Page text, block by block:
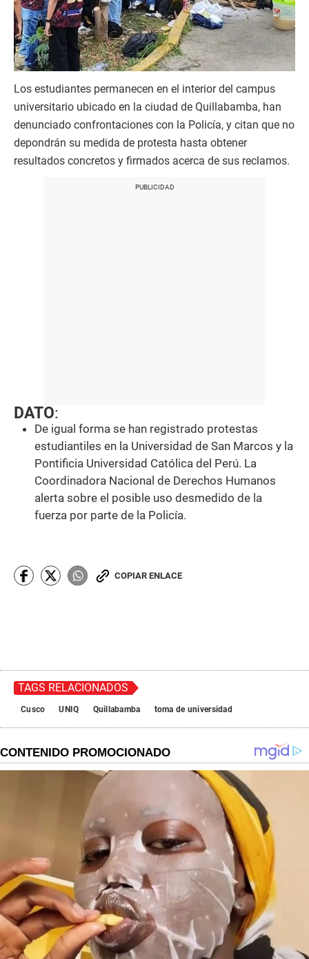
Los estudiantes permanecen en el interior del campus
universitario ubicado en la ciudad de Quillabamba, han
denunciado confrontaciones con la Policía, y citan que no
depondrán su medida de protesta hasta obtener
resultados concretos y firmados acerca de sus reclamos.
DATO:
De igual forma se han registrado protestas
estudiantiles en la Universidad de San Marcos y la
Pontificia Universidad Católica del Perú. La
Coordinadora Nacional de Derechos Humanos
alerta sobre el posible uso desmedido de la
fuerza por parte de la Policía.
COPIAR ENLACE
TAGS RELACIONADOS
Cusco UNIQ Quillabamba toma de universidad